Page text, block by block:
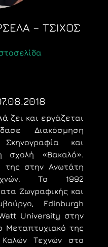
– ΤΣΙΧΟΣ
ζει και εργάζεται
Διακόσμηση
και
σχολή «Βακαλό».
της στην Ανωτάτη
Το 1992
Ζωγραφικής και
Edinburgh
University στην
Μεταπτυχιακό της
Τεχνών στο